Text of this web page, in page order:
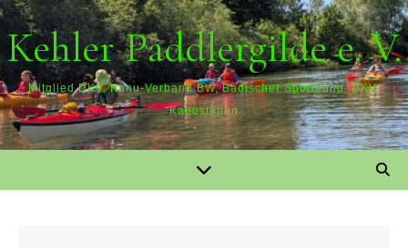
Kehler Paddlergilde e. V.
Mitglied DKV, Kanu-Verband BW, Badischer Sportbund, DKV-
Kanustation